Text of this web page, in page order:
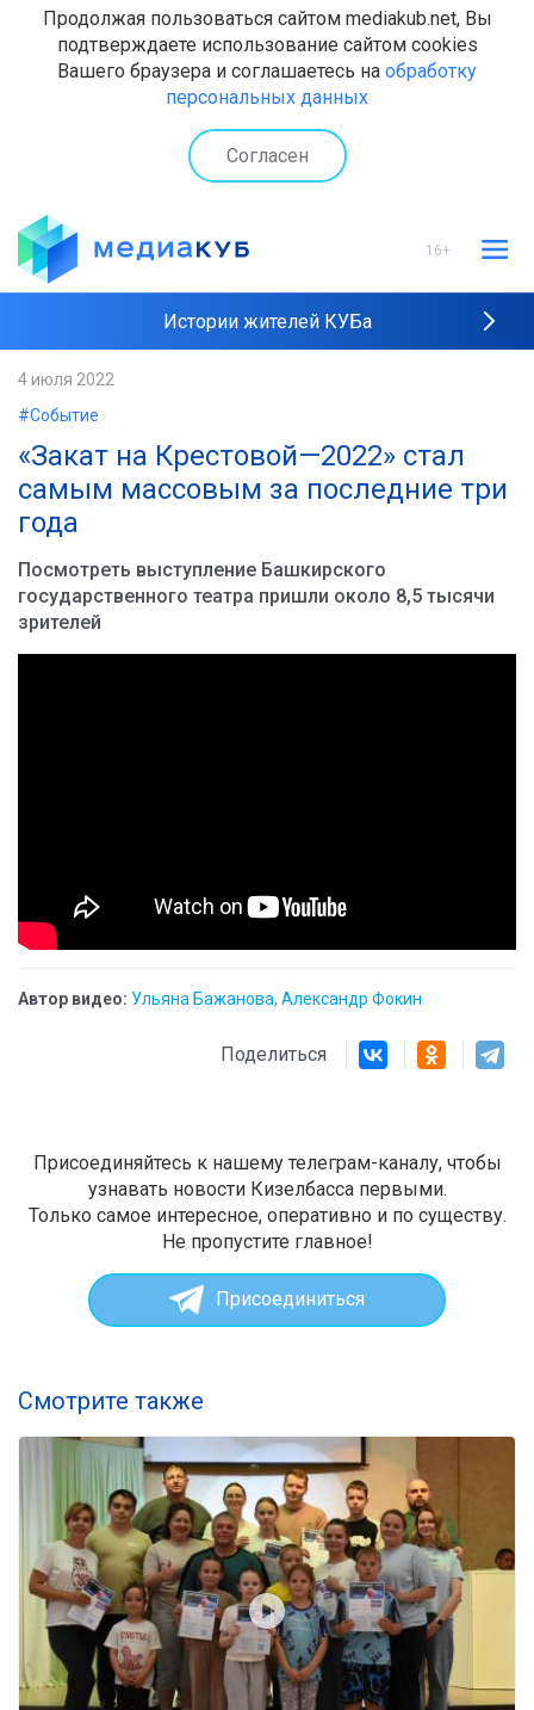
Продолжая пользоваться сайтом mediakub.net, Вы
подтверждаете использование сайтом cookies
Вашего браузера и соглашаетесь на обработку
персональных данных
Согласен
16+
Истории жителей КУБа
4 июля 2022
#Событие
«Закат на Крестовой—2022» стал
самым массовым за последние три
года
Посмотреть выступление Башкирского
государственного театра пришли около 8,5 тысячи
зрителей
Автор видео: Ульяна Бажанова, Александр Фокин
Поделиться
Присоединяйтесь к нашему телеграм-каналу, чтобы
узнавать новости Кизелбасса первыми.
Только самое интересное, оперативно и по существу.
Не пропустите главное!
Присоединиться
Смотрите также